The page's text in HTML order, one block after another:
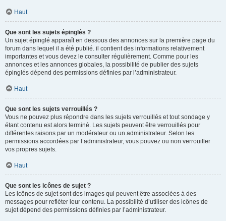
Haut
Que sont les sujets épinglés ?
Un sujet épinglé apparaît en dessous des annonces sur la première page du
forum dans lequel il a été publié. il contient des informations relativement
importantes et vous devez le consulter régulièrement. Comme pour les
annonces et les annonces globales, la possibilité de publier des sujets
épinglés dépend des permissions définies par l’administrateur.
Haut
Que sont les sujets verrouillés ?
Vous ne pouvez plus répondre dans les sujets verrouillés et tout sondage y
étant contenu est alors terminé. Les sujets peuvent être verrouillés pour
différentes raisons par un modérateur ou un administrateur. Selon les
permissions accordées par l’administrateur, vous pouvez ou non verrouiller
vos propres sujets.
Haut
Que sont les icônes de sujet ?
Les icônes de sujet sont des images qui peuvent être associées à des
messages pour refléter leur contenu. La possibilité d’utiliser des icônes de
sujet dépend des permissions définies par l’administrateur.